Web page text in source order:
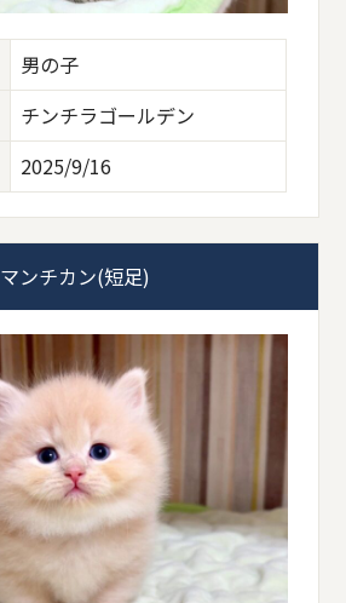
男の子
チンチラゴールデン
2025/9/16
マンチカン(短足)